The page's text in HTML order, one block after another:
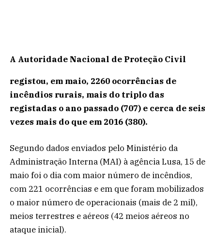
A Autoridade Nacional de Proteção Civil
registou, em maio, 2260 ocorrências de
incêndios rurais, mais do triplo das
registadas o ano passado (707) e cerca de seis
vezes mais do que em 2016 (380).
Segundo dados enviados pelo Ministério da
Administração Interna (MAI) à agência Lusa, 15 de
maio foi o dia com maior número de incêndios,
com 221 ocorrências e em que foram mobilizados
o maior número de operacionais (mais de 2 mil),
meios terrestres e aéreos (42 meios aéreos no
ataque inicial).